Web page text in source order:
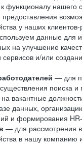
функционалу нашего
предоставления
у наших
данные для
на улучшение
сервисов и/или
— для
поиска и
на вакантные
данных,
и формирования
— для рассмотрения
в нашу компанию